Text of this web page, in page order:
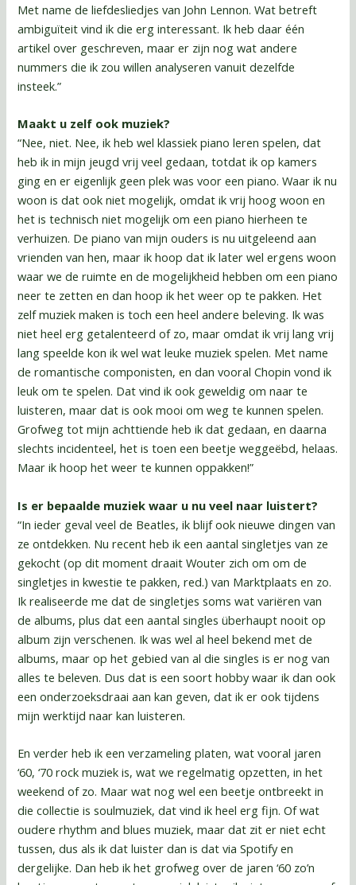
Met name de liefdesliedjes van John Lennon. Wat betreft
ambiguïteit vind ik die erg interessant. Ik heb daar één
artikel over geschreven, maar er zijn nog wat andere
nummers die ik zou willen analyseren vanuit dezelfde
insteek.”
Maakt u zelf ook muziek?
“Nee, niet. Nee, ik heb wel klassiek piano leren spelen, dat
heb ik in mijn jeugd vrij veel gedaan, totdat ik op kamers
ging en er eigenlijk geen plek was voor een piano. Waar ik nu
woon is dat ook niet mogelijk, omdat ik vrij hoog woon en
het is technisch niet mogelijk om een piano hierheen te
verhuizen. De piano van mijn ouders is nu uitgeleend aan
vrienden van hen, maar ik hoop dat ik later wel ergens woon
waar we de ruimte en de mogelijkheid hebben om een piano
neer te zetten en dan hoop ik het weer op te pakken. Het
zelf muziek maken is toch een heel andere beleving. Ik was
niet heel erg getalenteerd of zo, maar omdat ik vrij lang vrij
lang speelde kon ik wel wat leuke muziek spelen. Met name
de romantische componisten, en dan vooral Chopin vond ik
leuk om te spelen. Dat vind ik ook geweldig om naar te
luisteren, maar dat is ook mooi om weg te kunnen spelen.
Grofweg tot mijn achttiende heb ik dat gedaan, en daarna
slechts incidenteel, het is toen een beetje weggeëbd, helaas.
Maar ik hoop het weer te kunnen oppakken!”
Is er bepaalde muziek waar u nu veel naar luistert?
“In ieder geval veel de Beatles, ik blijf ook nieuwe dingen van
ze ontdekken. Nu recent heb ik een aantal singletjes van ze
gekocht (op dit moment draait Wouter zich om om de
singletjes in kwestie te pakken, red.) van Marktplaats en zo.
Ik realiseerde me dat de singletjes soms wat variëren van
de albums, plus dat een aantal singles überhaupt nooit op
album zijn verschenen. Ik was wel al heel bekend met de
albums, maar op het gebied van al die singles is er nog van
alles te beleven. Dus dat is een soort hobby waar ik dan ook
een onderzoeksdraai aan kan geven, dat ik er ook tijdens
mijn werktijd naar kan luisteren.
En verder heb ik een verzameling platen, wat vooral jaren
‘60, ‘70 rock muziek is, wat we regelmatig opzetten, in het
weekend of zo. Maar wat nog wel een beetje ontbreekt in
die collectie is soulmuziek, dat vind ik heel erg fijn. Of wat
oudere rhythm and blues muziek, maar dat zit er niet echt
tussen, dus als ik dat luister dan is dat via Spotify en
dergelijke. Dan heb ik het grofweg over de jaren ‘60 zo’n